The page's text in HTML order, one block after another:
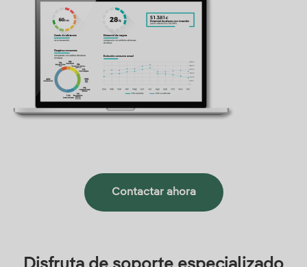
Contactar ahora